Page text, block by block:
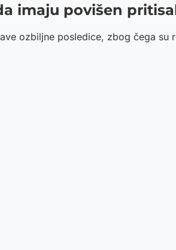
imaju povišen
ozbiljne posledice, zbog čega